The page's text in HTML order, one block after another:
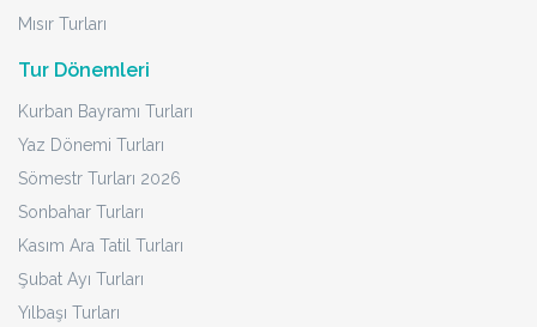
Mısır Turları
Tur Dönemleri
Kurban Bayramı Turları
Yaz Dönemi Turları
Sömestr Turları 2026
Sonbahar Turları
Kasım Ara Tatil Turları
Şubat Ayı Turları
Yılbaşı Turları